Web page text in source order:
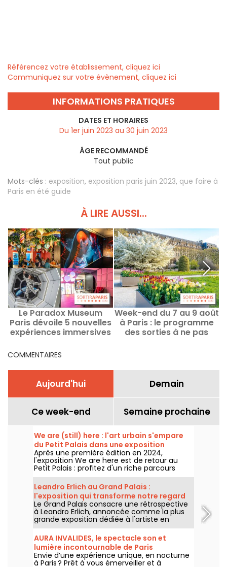
Référencez votre établissement, cliquez ici
Communiquez sur votre évènement, cliquez ici
INFORMATIONS PRATIQUES
DATES ET HORAIRES
Du 1er juin 2023 au 30 juin 2023
ÂGE RECOMMANDÉ
Tout public
Mots-clés : exposition, exposition paris juin 2023, que faire à
Paris en été guide
À LIRE AUSSI...
Le Paradox Museum
Paris dévoile 5 nouvelles
expériences immersives
Week-end du 7 au 9 août
à Paris : le programme
des sorties à ne pas
COMMENTAIRES
Aujourd'hui Demain
Ce week-end Semaine prochaine
We are (still) here : l'art urbain s'empare
du Petit Palais dans une exposition
gratuite cet été
Après une première édition en 2024,
l'exposition We are here est de retour au
Petit Palais : profitez d'un riche parcours
d'art urbain en plein cœur du musée des
Beaux-Arts. L'exposition est visible
gratuitement du 20 juin au 20 septembre
2026.
Leandro Erlich au Grand Palais :
l'exposition qui transforme notre regard
sur le réel - nos photos
Le Grand Palais consacre une rétrospective
à Leandro Erlich, annoncée comme la plus
grande exposition dédiée à l'artiste en
Europe ! Rendez-vous du 2 juin au 6
septembre 2026 pour découvrir l'univers
singulier de Leandro Erlich, connu pour ses
installations qui brouillent nos repères et
notre perception dans l'espace public.
AURA INVALIDES, le spectacle son et
lumière incontournable de Paris
Envie d’une expérience unique, en nocturne
à Paris ? Prêt à vous émerveiller et à